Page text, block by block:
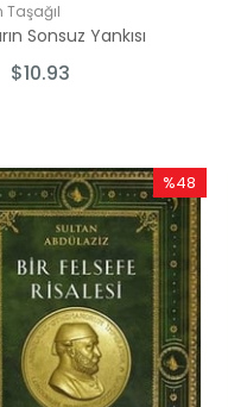
Taşağıl
Sonsuz Yankısı
$10.93
%48
İndirim
%48İndirim